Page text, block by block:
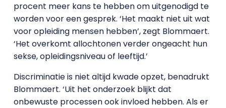
procent meer kans te hebben om uitgenodigd te
worden voor een gesprek. ‘Het maakt niet uit wat
voor opleiding mensen hebben’, zegt Blommaert.
‘Het overkomt allochtonen verder ongeacht hun
sekse, opleidingsniveau of leeftijd.’
Discriminatie is niet altijd kwade opzet, benadrukt
Blommaert. ‘Uit het onderzoek blijkt dat
onbewuste processen ook invloed hebben. Als er